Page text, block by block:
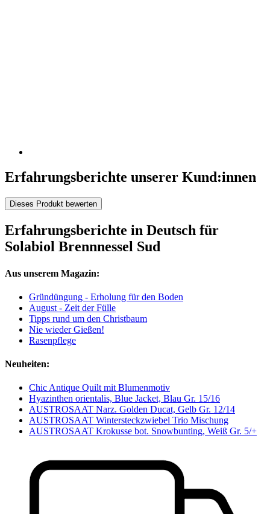
Erfahrungsberichte unserer Kund:innen
Dieses Produkt bewerten
Erfahrungsberichte in Deutsch für
Solabiol Brennnessel Sud
Aus unserem Magazin:
Gründüngung - Erholung für den Boden
August - Zeit der Fülle
Tipps rund um den Christbaum
Nie wieder Gießen!
Rasenpflege
Neuheiten:
Chic Antique Quilt mit Blumenmotiv
Hyazinthen orientalis, Blue Jacket, Blau Gr. 15/16
AUSTROSAAT Narz. Golden Ducat, Gelb Gr. 12/14
AUSTROSAAT Wintersteckzwiebel Trio Mischung
AUSTROSAAT Krokusse bot. Snowbunting, Weiß Gr. 5/+